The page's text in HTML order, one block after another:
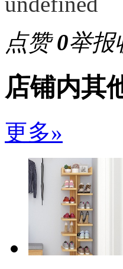
点赞0举报
店铺内其
更多»